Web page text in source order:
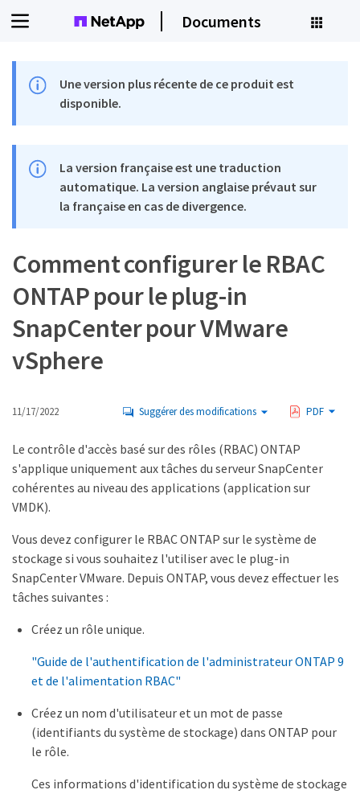
Documents
Une version plus récente de ce produit est
disponible.
La version française est une traduction
automatique. La version anglaise prévaut sur
la française en cas de divergence.
Comment configurer le RBAC
ONTAP pour le plug-in
SnapCenter pour VMware
vSphere
11/17/2022 Suggérer des modifications PDF
Le contrôle d'accès basé sur des rôles (RBAC) ONTAP
s'applique uniquement aux tâches du serveur SnapCenter
cohérentes au niveau des applications (application sur
VMDK).
Vous devez configurer le RBAC ONTAP sur le système de
stockage si vous souhaitez l'utiliser avec le plug-in
SnapCenter VMware. Depuis ONTAP, vous devez effectuer les
tâches suivantes :
Créez un rôle unique.
"Guide de l'authentification de l'administrateur ONTAP 9
et de l'alimentation RBAC"
Créez un nom d'utilisateur et un mot de passe
(identifiants du système de stockage) dans ONTAP pour
le rôle.
Ces informations d'identification du système de stockage